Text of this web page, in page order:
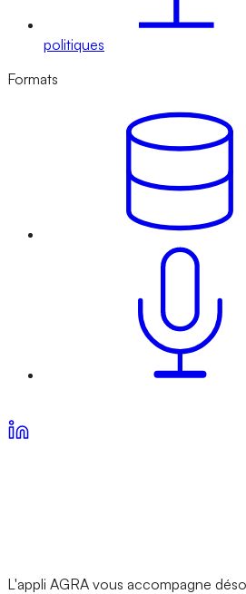
politiques
Formats
L'appli AGRA vous accompagne